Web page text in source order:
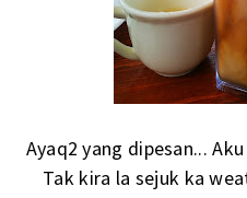
Ayaq2 yang dipesan...
Tak kira la sejuk ka